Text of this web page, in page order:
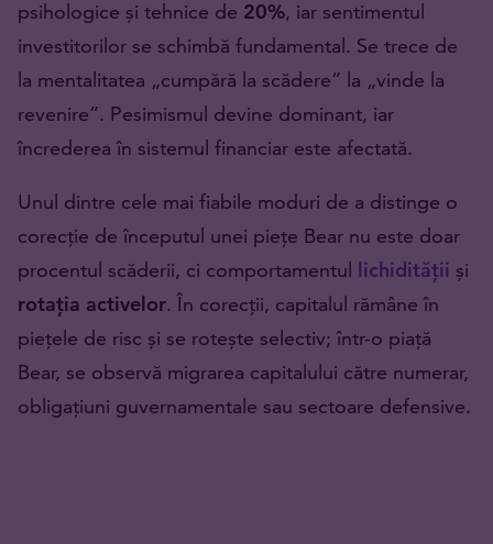
psihologice și tehnice de 20%, iar sentimentul
investitorilor se schimbă fundamental. Se trece de
la mentalitatea „cumpără la scădere” la „vinde la
revenire”. Pesimismul devine dominant, iar
încrederea în sistemul financiar este afectată.
Unul dintre cele mai fiabile moduri de a distinge o
corecție de începutul unei piețe Bear nu este doar
procentul scăderii, ci comportamentul lichidității și
rotația activelor. În corecții, capitalul rămâne în
piețele de risc și se rotește selectiv; într-o piață
Bear, se observă migrarea capitalului către numerar,
obligațiuni guvernamentale sau sectoare defensive.